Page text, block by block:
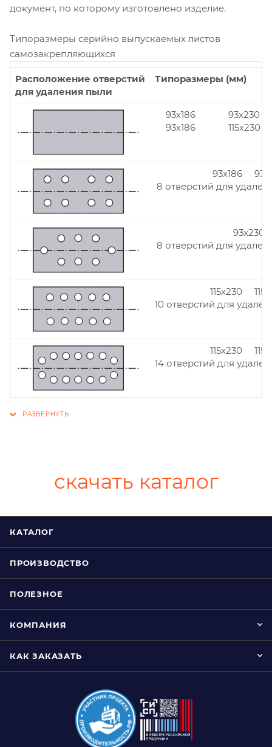
документ, по которому изготовлено изделие.
Типоразмеры серийно выпускаемых листов
самозакрепляющихся
Расположение отверстий
для удаления пыли
Типоразмеры (мм)
93x186
93x186
93x230
115x230
93x186
8 отверстий для
93x230
8 отверстий для
115x230
10 отверстий для
115x230
14 отверстий для
скачать каталог
КАТАЛОГ
ПРОИЗВОДСТВО
ПОЛЕЗНОЕ
КОМПАНИЯ
КАК ЗАКАЗАТЬ